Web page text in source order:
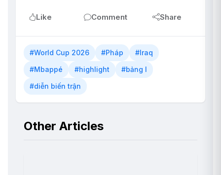
Like Comment Share
#World Cup 2026 #Pháp
#Iraq
#Mbappé
#highlight
#bảng I
#diễn biến trận
Other Articles